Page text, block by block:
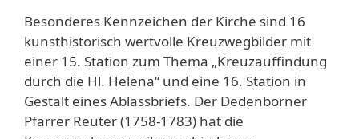
Besonderes Kennzeichen der Kirche sind 16
kunsthistorisch wertvolle Kreuzwegbilder mit
einer 15. Station zum Thema „Kreuzauffindung
durch die Hl. Helena“ und eine 16. Station in
Gestalt eines Ablassbriefs. Der Dedenborner
Pfarrer Reuter (1758-1783) hat die